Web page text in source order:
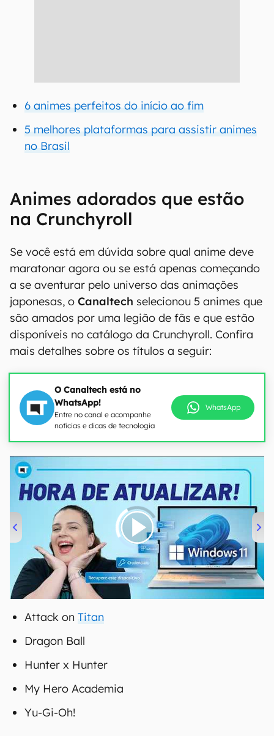
6 animes perfeitos do início ao fim
5 melhores plataformas para assistir animes
no Brasil
Animes adorados que estão
na Crunchyroll
Se você está em dúvida sobre qual anime deve
maratonar agora ou se está apenas começando
a se aventurar pelo universo das animações
japonesas, o Canaltech selecionou 5 animes que
são amados por uma legião de fãs e que estão
disponíveis no catálogo da Crunchyroll. Confira
mais detalhes sobre os títulos a seguir:
O Canaltech está no
WhatsApp!
Entre no canal e acompanhe
notícias e dicas de tecnologia
WhatsApp
00:00 04:52
Attack on Titan
Dragon Ball
Hunter x Hunter
My Hero Academia
Yu-Gi-Oh!